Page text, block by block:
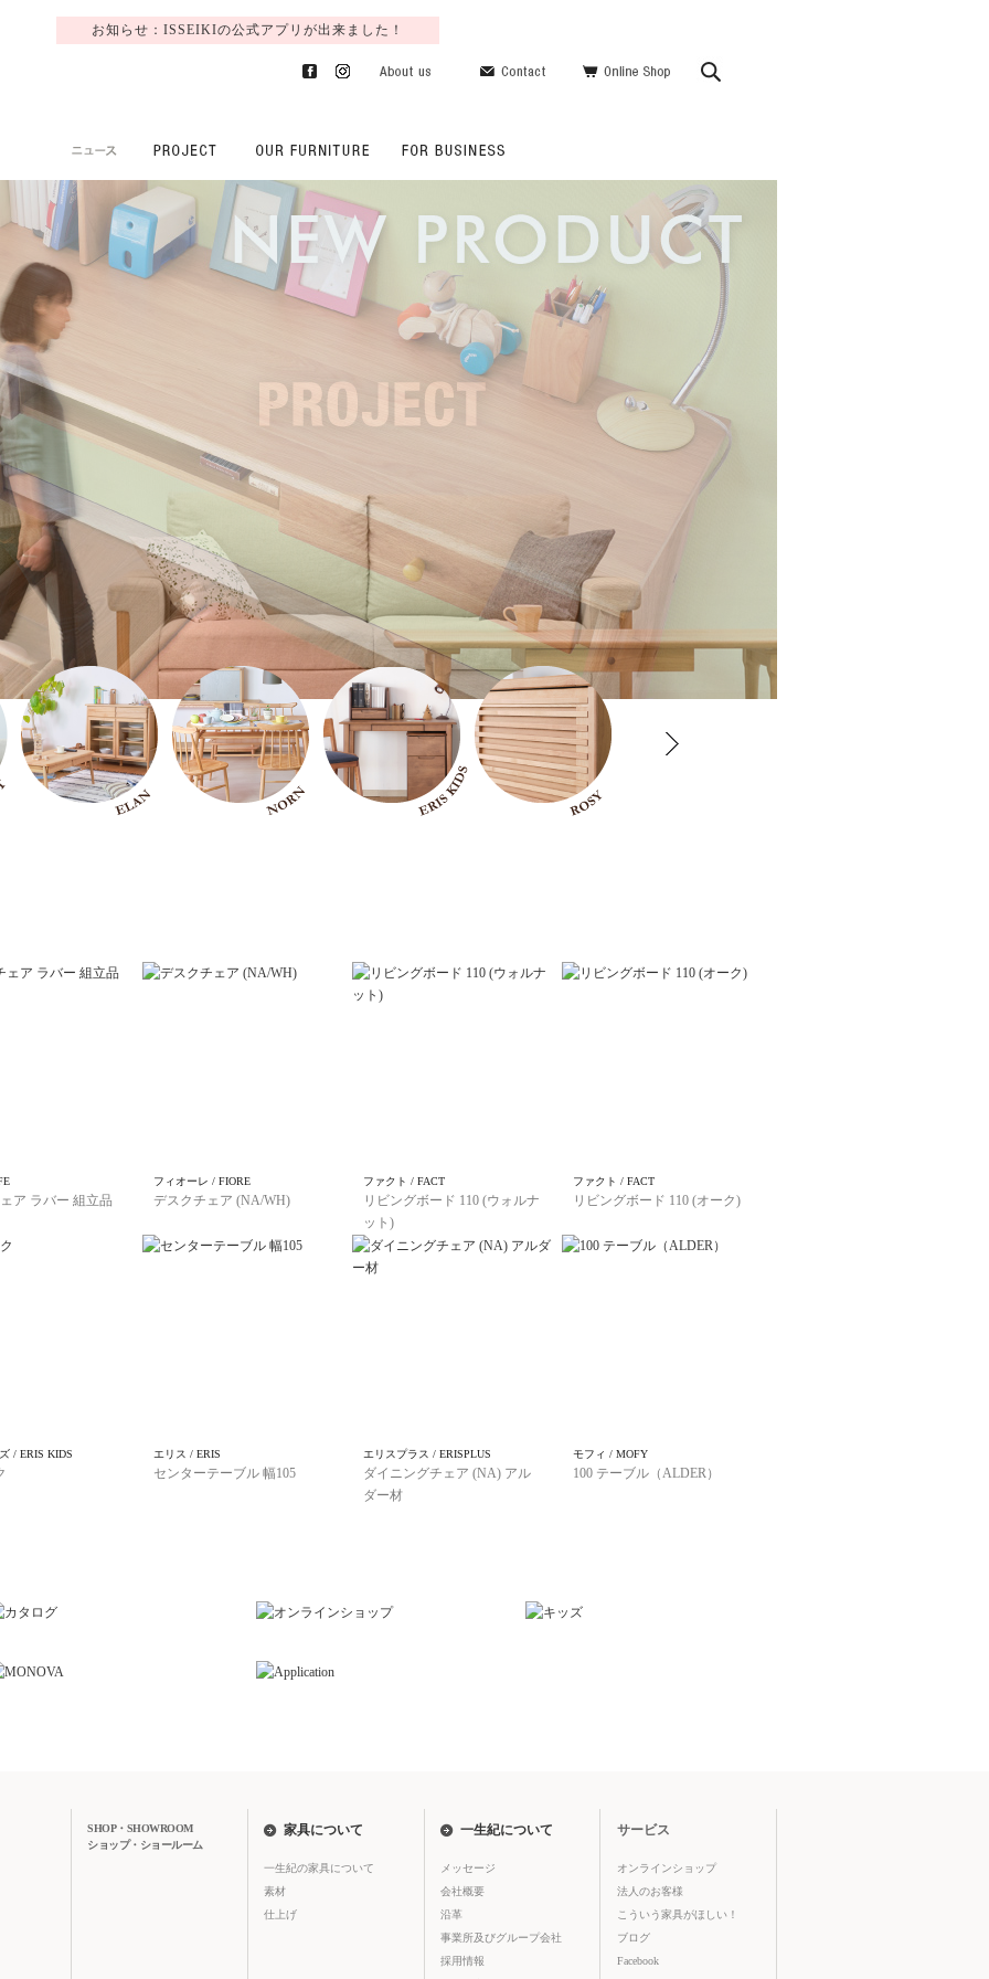
お知らせ：ISSEIKIの公式アプリが出来ました！
ア ラバー 組立品
フィオーレ / FIORE
デスクチェア (NA/WH)
ファクト / FACT
リビングボード 110 (ウォルナ
ット)
ファクト / FACT
リビングボード 110 (オーク)
/ ERIS KIDS エリス / ERIS
センターテーブル 幅105
エリスプラス / ERISPLUS
ダイニングチェア (NA) アル
ダー材
モフィ / MOFY
100 テーブル（ALDER）
SHOP・SHOWROOM
ショップ・ショールーム
家具について
一生紀の家具について
素材
仕上げ
一生紀について
メッセージ
会社概要
沿革
事業所及びグループ会社
採用情報
サービス
オンラインショップ
法人のお客様
こういう家具がほしい！
ブログ
Facebook